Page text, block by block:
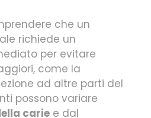
che un
richiede un
per evitare
come la
ad altre parti del
possono variare
carie e dal